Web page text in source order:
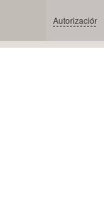
Autorización